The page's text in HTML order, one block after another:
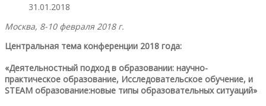
31.01.2018
Москва, 8-10 февраля 2018 г.
Центральная тема конференции 2018 года:
«Деятельностный подход в образовании: научно-
практическое образование, Исследовательское обучение, и
STEAM образование:новые типы образовательных ситуаций»